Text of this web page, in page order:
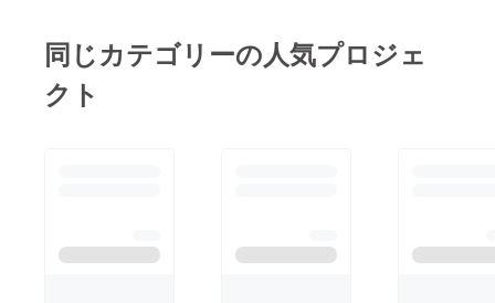
同じカテゴリーの人気プロジェ
クト